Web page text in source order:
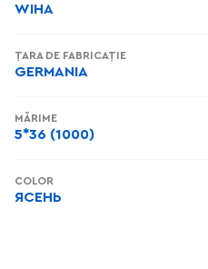
WIHA
ȚARA DE FABRICAȚIE
GERMANIA
MĂRIME
5*36 (1000)
COLOR
ЯСЕНЬ